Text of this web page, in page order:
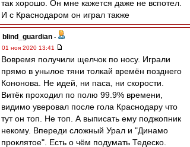
так хорошо. Он мне кажется даже не вспотел.
И с Краснодаром он играл также
blind_guardian -
01 ноя 2020 13:41
Вовремя получили щелчок по носу. Играли
прямо в унылое тяни толкай времён позднего
Кононова. Не идей, ни паса, ни скорости.
Витёк проходил по полю 99.9% времени,
видимо уверовал после гола Краснодару что
тут он топ. Не топ. А выписать ему поджопник
некому. Впереди сложный Урал и "Динамо
проклятое". Есть о чём подумать Тедеско.